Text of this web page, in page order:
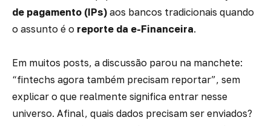
de pagamento (IPs) aos bancos tradicionais quando
o assunto é o reporte da e-Financeira.
Em muitos posts, a discussão parou na manchete:
“fintechs agora também precisam reportar”, sem
explicar o que realmente significa entrar nesse
universo. Afinal, quais dados precisam ser enviados?